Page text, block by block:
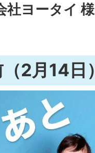
社ヨータイ 様
2月14日）